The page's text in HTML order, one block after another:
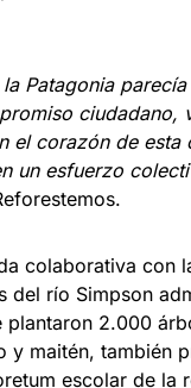
Patagonia
ciudadano,
el corazón de esta
un esfuerzo
colaborativa con
del río Simpson
2.000
maitén, también
escolar de la